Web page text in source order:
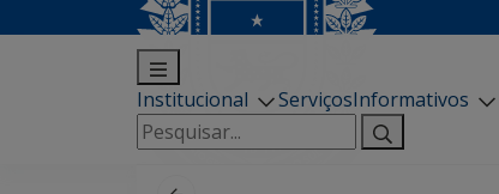
Institucional ServiçosInformativos
Pesquisar
por: